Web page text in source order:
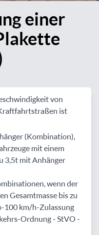
einer
von
ist
(Kombination),
mit einem
3,5 t mit Anhänger
wenn der
Gesamtmasse bis zu
100 km/h-Zulassung
Ordnung - StVO -